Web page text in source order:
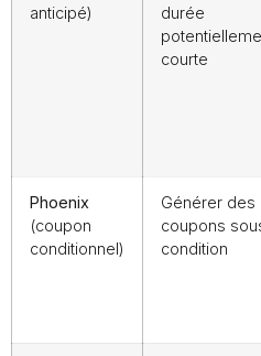
anticipé)
durée
courte
Phoenix
(coupon
conditionnel)
Générer des
coupons
condition